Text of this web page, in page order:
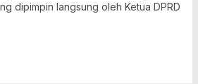
dipimpin langsung oleh Ketua DPRD